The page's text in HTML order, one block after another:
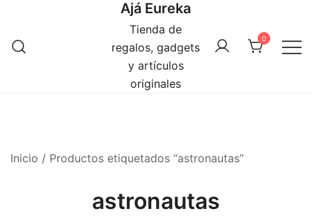
contenido
Ajá Eureka
Tienda de
regalos, gadgets
y artículos
originales
0
Inicio / Productos etiquetados “astronautas”
astronautas